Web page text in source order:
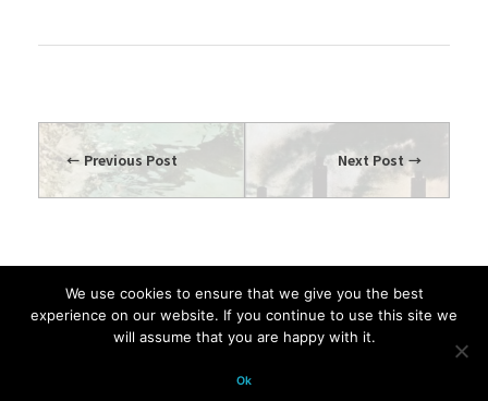
Previous Post Next Post
Comments are closed.
© 2026 科學月刊五十年大全 All
We use cookies to ensure that we give you the best
experience on our website. If you continue to use this site we
will assume that you are happy with it.
Ok